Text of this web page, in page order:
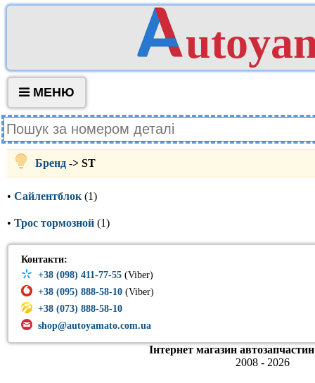
МЕНЮ
Бренд -> ST
• Сайлентблок (1)
• Трос тормозной (1)
Контакти:
+38 (098) 411-77-55 (Viber)
+38 (095) 888-58-10 (Viber)
+38 (073) 888-58-10
shop@autoyamato.com.ua
Інтернет магазин
2008 - 2026